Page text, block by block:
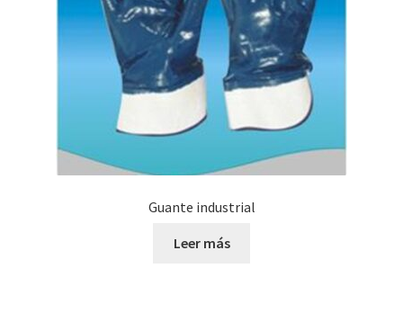
Guante industrial
Leer más